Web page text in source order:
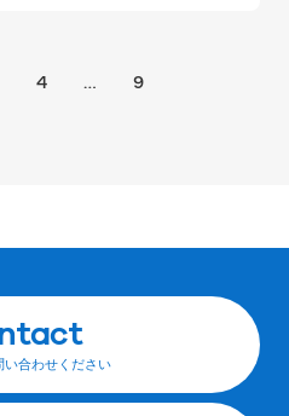
4 … 9
い合わせください